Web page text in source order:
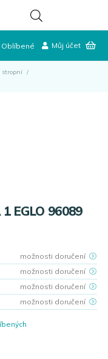
Oblíbené Můj účet
stropní /
EGLO 96089
možnosti doručení
možnosti doručení
možnosti doručení
možnosti doručení